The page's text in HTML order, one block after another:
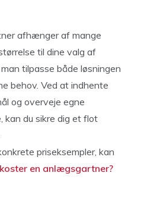
afhænger af mange
til dine valg af
tilpasse både løsningen
behov. Ved at indhente
og overveje egne
kan du sikre dig et flot
priseksempler, kan
en anlægsgartner?